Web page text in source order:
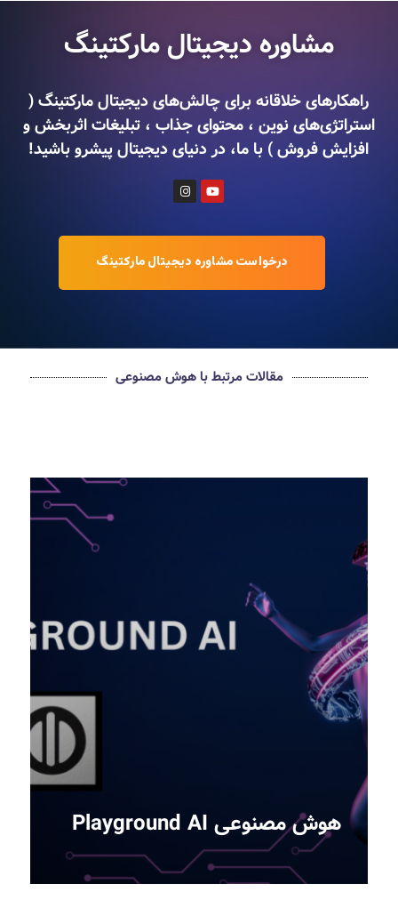
مشاوره دیجیتال مارکتینگ
راهکارهای خلاقانه برای چالش‌های دیجیتال مارکتینگ (
استراتژی‌های نوین ، محتوای جذاب ، تبلیغات اثربخش و
افزایش فروش ) با ما، در دنیای دیجیتال پیشرو باشید!
درخواست مشاوره دیجیتال مارکتینگ
مقالات مرتبط با هوش مصنوعی
هوش مصنوعی Playground AI